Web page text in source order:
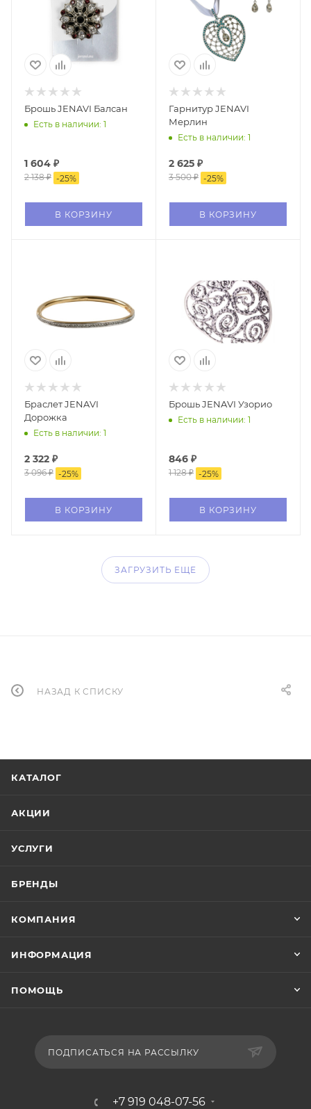
Брошь JENAVI Балсан
Есть в наличии: 1
1 604 ₽
2 138₽ -25%
В КОРЗИНУ
Гарнитур JENAVI
Мерлин
Есть в наличии: 1
2 625 ₽
3 500₽ -25%
В КОРЗИНУ
Браслет JENAVI
Дорожка
Есть в наличии: 1
2 322 ₽
3 096₽ -25%
В КОРЗИНУ
Брошь JENAVI Узорио
Есть в наличии: 1
846 ₽
1 128₽ -25%
В КОРЗИНУ
ЗАГРУЗИТЬ ЕЩЕ
НАЗАД К СПИСКУ
КАТАЛОГ
АКЦИИ
УСЛУГИ
БРЕНДЫ
КОМПАНИЯ
ИНФОРМАЦИЯ
ПОМОЩЬ
ПОДПИСАТЬСЯ НА РАССЫЛКУ
+7 919 048-07-56